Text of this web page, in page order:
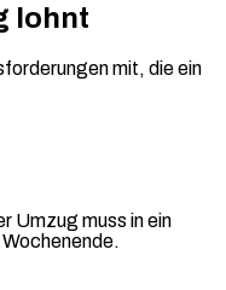
lohnt
mit, die ein
Umzug muss in ein